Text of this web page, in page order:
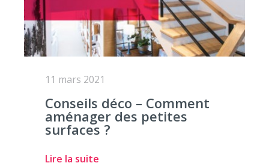
11 mars 2021
Conseils déco – Comment
aménager des petites
surfaces ?
Lire la suite